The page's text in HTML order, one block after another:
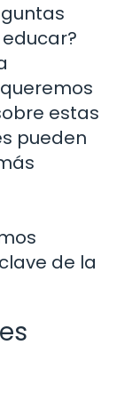
estas
pueden
de la